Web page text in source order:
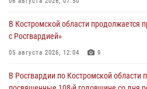
В Костромской области продолжается
с Росгвардией»
05 августа 2026, 12:04 9
В Росгвардии по Костромской области